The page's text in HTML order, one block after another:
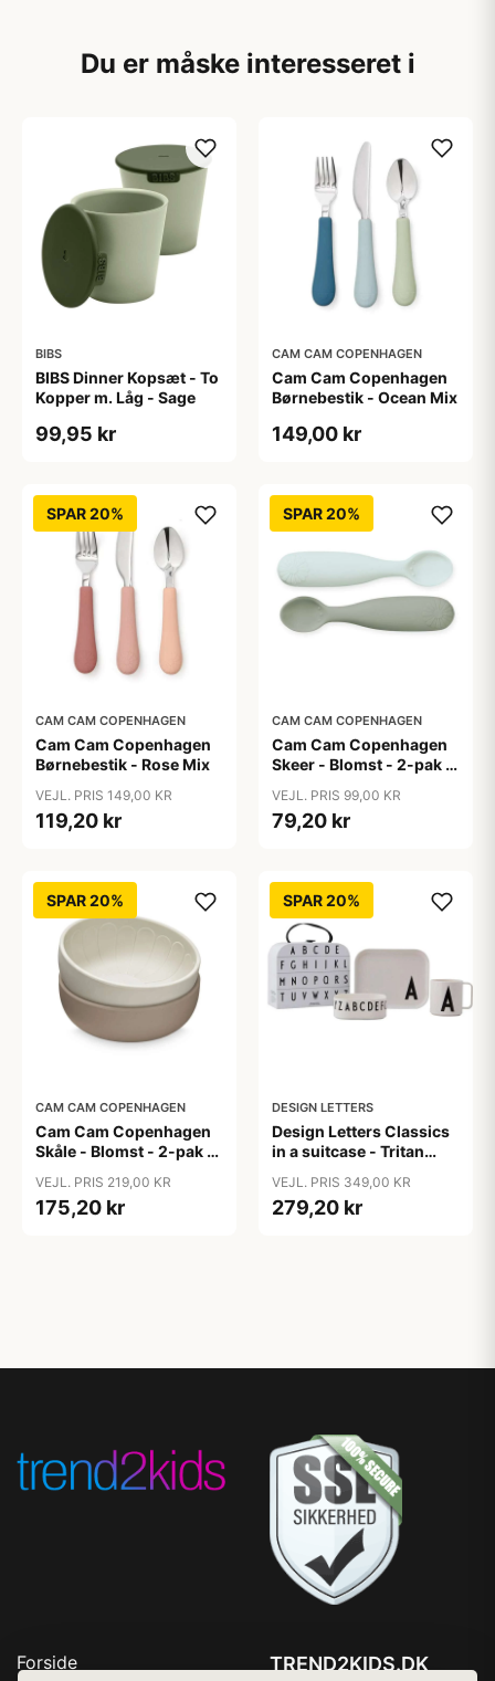
Du er måske interesseret i
BIBS
BIBS Dinner Kopsæt - To
Kopper m. Låg - Sage
99,95 kr
CAM CAM COPENHAGEN
Cam Cam Copenhagen
Børnebestik - Ocean Mix
149,00 kr
SPAR 20%
CAM CAM COPENHAGEN
Cam Cam Copenhagen
Børnebestik - Rose Mix
VEJL. PRIS 149,00 KR
119,20 kr
SPAR 20%
CAM CAM COPENHAGEN
Cam Cam Copenhagen
Skeer - Blomst - 2-pak -
VEJL. PRIS 99,00 KR
79,20 kr
SPAR 20%
CAM CAM COPENHAGEN
Cam Cam Copenhagen
Skåle - Blomst - 2-pak -
VEJL. PRIS 219,00 KR
175,20 kr
SPAR 20%
DESIGN LETTERS
Design Letters Classics
in a suitcase - Tritan
VEJL. PRIS 349,00 KR
279,20 kr
Forside
TREND2KIDS.DK